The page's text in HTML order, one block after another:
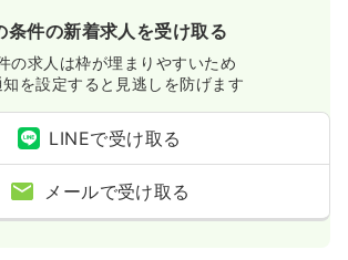
条件の新着求人を受け取る
の求人は枠が埋まりやすいため
知を設定すると見逃しを防げます
LINEで受け取る
メールで受け取る